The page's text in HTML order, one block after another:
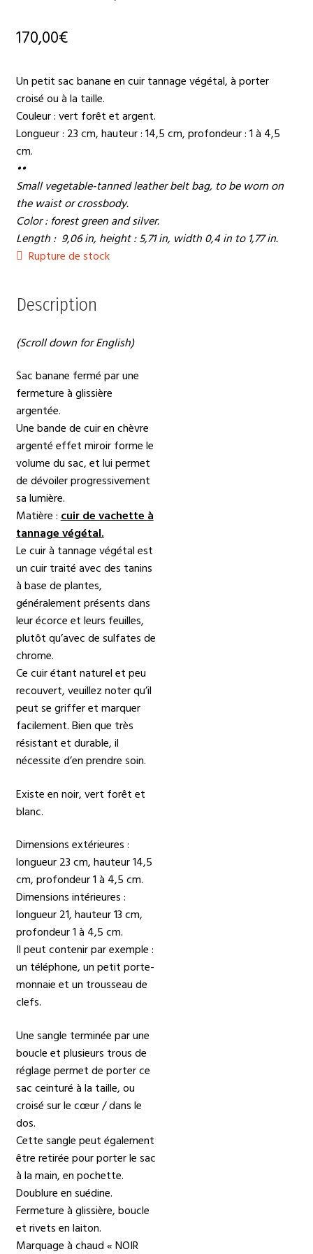
170,00€
Un petit sac banane en cuir tannage végétal, à porter
croisé ou à la taille.
Couleur : vert forêt et argent.
Longueur : 23 cm, hauteur : 14,5 cm, profondeur : 1 à 4,5
cm.
••
Small vegetable-tanned leather belt bag, to be worn on
the waist or crossbody.
Color : forest green and silver.
Length : 9,06 in, height : 5,71 in, width 0,4 in to 1,77 in.
Rupture de stock
Description
(Scroll down for English)
Sac banane fermé par une
fermeture à glissière
argentée.
Une bande de cuir en chèvre
argenté effet miroir forme le
volume du sac, et lui permet
de dévoiler progressivement
sa lumière.
Matière : cuir de vachette à
tannage végétal.
Le cuir à tannage végétal est
un cuir traité avec des tanins
à base de plantes,
généralement présents dans
leur écorce et leurs feuilles,
plutôt qu’avec de sulfates de
chrome.
Ce cuir étant naturel et peu
recouvert, veuillez noter qu’il
peut se griffer et marquer
facilement. Bien que très
résistant et durable, il
nécessite d’en prendre soin.
Existe en noir, vert forêt et
blanc.
Dimensions extérieures :
longueur 23 cm, hauteur 14,5
cm, profondeur 1 à 4,5 cm.
Dimensions intérieures :
longueur 21, hauteur 13 cm,
profondeur 1 à 4,5 cm.
Il peut contenir par exemple :
un téléphone, un petit porte-
monnaie et un trousseau de
clefs.
Une sangle terminée par une
boucle et plusieurs trous de
réglage permet de porter ce
sac ceinturé à la taille, ou
croisé sur le cœur / dans le
dos.
Cette sangle peut également
être retirée pour porter le sac
à la main, en pochette.
Doublure en suédine.
Fermeture à glissière, boucle
et rivets en laiton.
Marquage à chaud « NOIR